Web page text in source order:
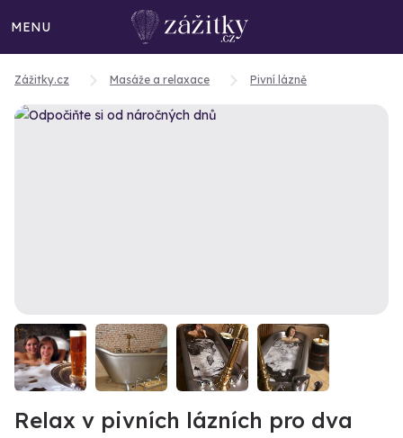
MENU
Zážitky.cz Masáže a relaxace Pivní lázně
Relax v pivních lázních pro dva